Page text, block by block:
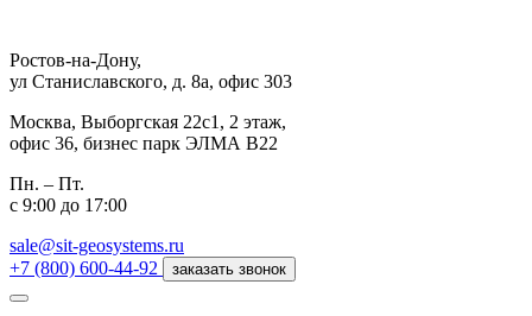
Ростов-на-Дону,
ул Станиславского, д. 8а, офис 303
Москва, Выборгская 22с1, 2 этаж,
офис 36, бизнес парк ЭЛМА В22
Пн. – Пт.
с 9:00 до 17:00
sale@sit-geosystems.ru
+7 (800) 600-44-92
заказать звонок